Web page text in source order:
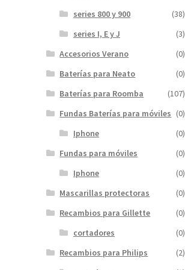
series 800 y 900
(38)
series I, E y J
(3)
Accesorios Verano
(0)
Baterías para Neato
(0)
Baterías para Roomba
(107)
Fundas Baterías para móviles (0)
Iphone
(0)
Fundas para móviles
(0)
Iphone
(0)
Mascarillas protectoras
(0)
Recambios para Gillette
(0)
cortadores
(0)
Recambios para Philips
(2)